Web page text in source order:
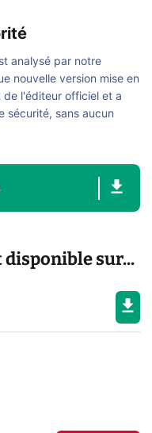
analysé par notre
nouvelle version mise en
de l'éditeur officiel et a
sécurité, sans aucun
disponible sur...